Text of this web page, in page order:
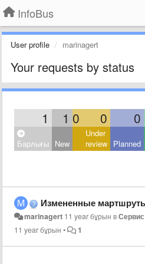
InfoBus
User profile marinagert
Your requests by status
1 1 0 0 0
Барлығы New
Under
review Planned
Измененные
marinagert 11 year бұрын вСервис
11 year бұрын • 1